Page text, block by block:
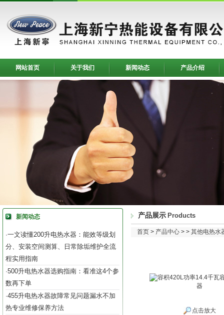
网站首页 关于我们 新闻动态 产品介绍
新闻动态
·一文读懂200升电热水器：能效等级划
分、安装空间测算、日常除垢维护全流
程实用指南
·500升电热水器选购指南：看准这4个参
数再下单
·455升电热水器故障常见问题漏水不加
热专业维修保养方法
产品展示 Products
首页 > 产品中心 > > 其他电热水
点击放大